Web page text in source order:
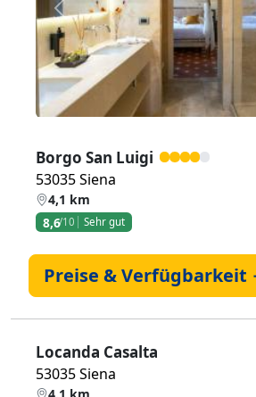
Zurück
Borgo San Luigi
53035 Siena
4,1 km
8,6/10 Sehr gut
Preise & Verfügbarkeit
Locanda Casalta
53035 Siena
4,1 km